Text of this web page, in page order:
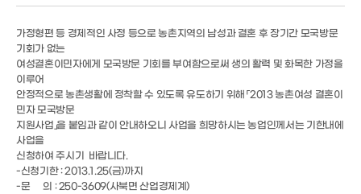
가정형편 등 경제적인 사정 등으로 농촌지역의 남성과 결혼 후 장기간 모국방문
기회가 없는
여성결혼이민자에게 모국방문 기회를 부여함으로써 생의 활력 및 화목한 가정을
이루어
안정적으로 농촌생활에 정착할 수 있도록 유도하기 위해 「2013 농촌여성 결혼이
민자 모국방문
지원사업」을 붙임과 같이 안내하오니 사업을 희망하시는 농업인께서는 기한내에
사업을
신청하여 주시기 바랍니다.
-신청기한 : 2013.1.25(금)까지
-문 의 : 250-3609(사북면 산업경제계)